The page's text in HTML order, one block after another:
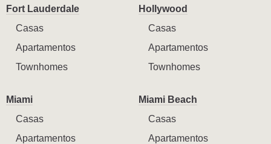
Fort Lauderdale
Casas
Apartamentos
Townhomes
Hollywood
Casas
Apartamentos
Townhomes
Miami
Casas
Apartamentos
Miami Beach
Casas
Apartamentos